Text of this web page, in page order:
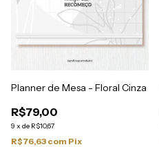
Planner de Mesa - Floral Cinza
R$79,00
9 x de R$10,67
R$76,63 com Pix